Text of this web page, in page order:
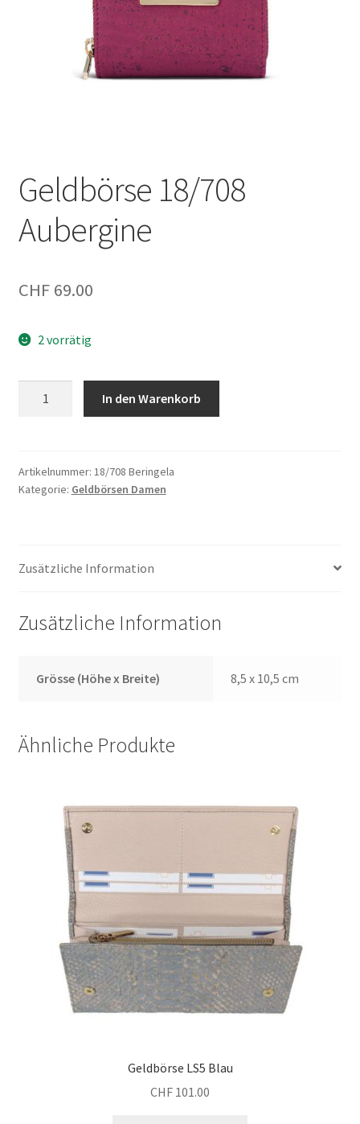
Geldbörse 18/708
Aubergine
CHF69.00
2 vorrätig
In den Warenkorb
Artikelnummer: 18/708 Beringela
Kategorie: Geldbörsen Damen
Zusätzliche Information
Zusätzliche Information
Grösse (Höhe x Breite) 8,5 x 10,5 cm
Ähnliche Produkte
Geldbörse LS5 Blau
CHF 101.00